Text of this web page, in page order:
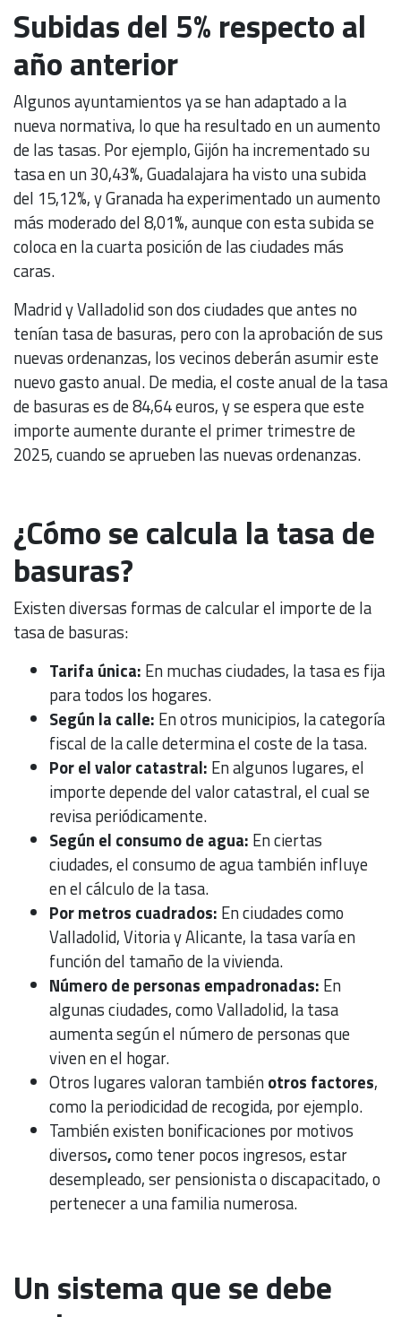
Subidas del 5% respecto al
año anterior
Algunos ayuntamientos ya se han adaptado a la
nueva normativa, lo que ha resultado en un aumento
de las tasas. Por ejemplo, Gijón ha incrementado su
tasa en un 30,43%, Guadalajara ha visto una subida
del 15,12%, y Granada ha experimentado un aumento
más moderado del 8,01%, aunque con esta subida se
coloca en la cuarta posición de las ciudades más
caras.
Madrid y Valladolid son dos ciudades que antes no
tenían tasa de basuras, pero con la aprobación de sus
nuevas ordenanzas, los vecinos deberán asumir este
nuevo gasto anual. De media, el coste anual de la tasa
de basuras es de 84,64 euros, y se espera que este
importe aumente durante el primer trimestre de
2025, cuando se aprueben las nuevas ordenanzas.
¿Cómo se calcula la tasa de
basuras?
Existen diversas formas de calcular el importe de la
tasa de basuras:
Tarifa única: En muchas ciudades, la tasa es fija
para todos los hogares.
Según la calle: En otros municipios, la categoría
fiscal de la calle determina el coste de la tasa.
Por el valor catastral: En algunos lugares, el
importe depende del valor catastral, el cual se
revisa periódicamente.
Según el consumo de agua: En ciertas
ciudades, el consumo de agua también influye
en el cálculo de la tasa.
Por metros cuadrados: En ciudades como
Valladolid, Vitoria y Alicante, la tasa varía en
función del tamaño de la vivienda.
Número de personas empadronadas: En
algunas ciudades, como Valladolid, la tasa
aumenta según el número de personas que
viven en el hogar.
Otros lugares valoran tambiénotros factores,
como la periodicidad de recogida, por ejemplo.
También existen bonificaciones por motivos
diversos,como tener pocos ingresos, estar
desempleado, ser pensionista o discapacitado, o
pertenecer a una familia numerosa.
Un sistema que se debe